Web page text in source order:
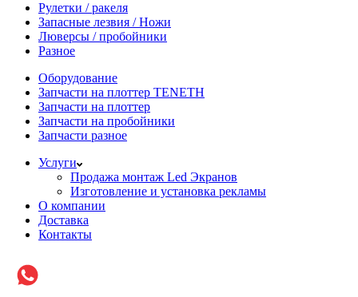
Рулетки / ракеля
Запасные лезвия / Ножи
Люверсы / пробойники
Разное
Оборудование
Запчасти на плоттер TENETH
Запчасти на плоттер
Запчасти на пробойники
Запчасти разное
Услуги
Продажа монтаж Led Экранов
Изготовление и установка рекламы
О компании
Доставка
Контакты